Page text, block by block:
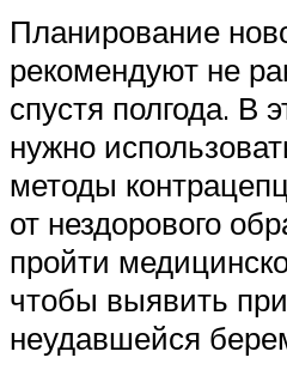
Планирование
рекомендуют не
спустя полгода. В
нужно
методы
от нездорового
пройти
чтобы выявить
неудавшейся